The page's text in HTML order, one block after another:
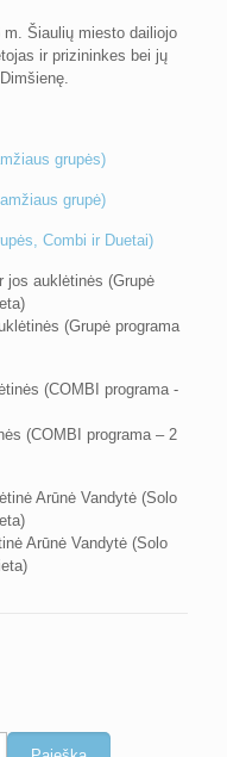
Šiaulių miesto dailiojo
ir prizininkes bei jų
grupės)
grupė)
Combi ir Duetai)
(Grupė programa
(COMBI programa – 2
Arūnė Vandytė (Solo